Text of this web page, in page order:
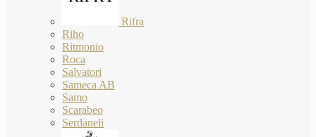
Rifra
Riho
Ritmonio
Roca
Salvatori
Sameca AB
Samo
Scarabeo
Serdaneli